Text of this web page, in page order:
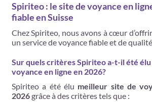
Spiriteo : le site de voyance en
fiable en Suisse
Chez Spiriteo, nous avons à cœur
un service de voyance fiable et de
Sur quels critères Spiriteo a-t-il été
voyance en ligne en 2026?
Spiriteo a été élu meilleur site de
2026grâce à des critères tels que :